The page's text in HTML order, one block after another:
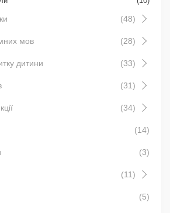
(48)
мов (28)
дитини (33)
(31)
(34)
(14)
(3)
(11)
(5)